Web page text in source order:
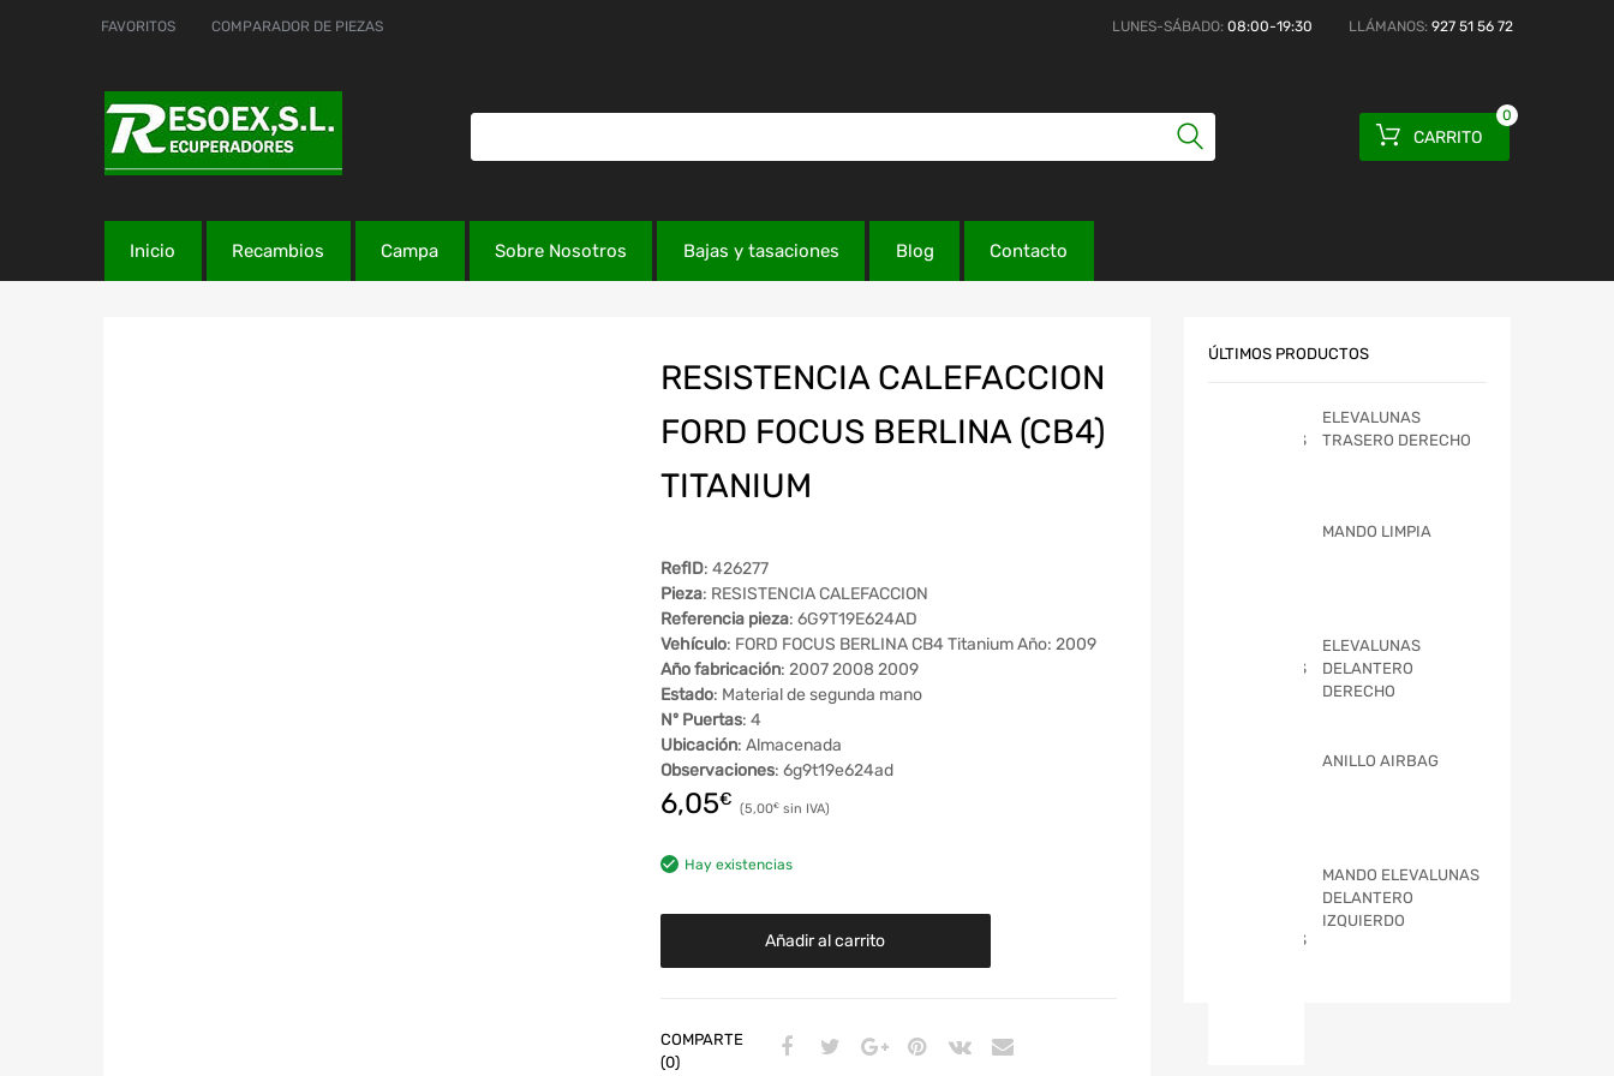
FAVORITOS COMPARADOR DE PIEZAS LUNES-SÁBADO: 08:00-19:30 LLÁMANOS: 927 51 56 72
CARRITO
0
Inicio Recambios Campa Sobre Nosotros Bajas y tasaciones Blog Contacto
RESISTENCIA CALEFACCION
FORD FOCUS BERLINA (CB4)
TITANIUM
RefID: 426277
Pieza: RESISTENCIA CALEFACCION
Referencia pieza: 6G9T19E624AD
Vehículo: FORD FOCUS BERLINA CB4 Titanium Año: 2009
Año fabricación: 2007 2008 2009
Estado: Material de segunda mano
Nº Puertas: 4
Ubicación: Almacenada
Observaciones: 6g9t19e624ad
6,05€ 5,00€
Hay existencias
Añadir al carrito
COMPARTE
(0)
ÚLTIMOS PRODUCTOS
ELEVALUNAS
TRASERO DERECHO
MANDO LIMPIA
ELEVALUNAS
DELANTERO
DERECHO
ANILLO AIRBAG
MANDO ELEVALUNAS
DELANTERO
IZQUIERDO